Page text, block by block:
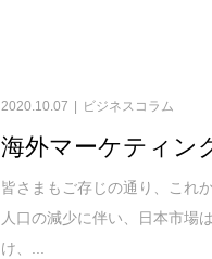
2020.10.07 ビジネスコラム
海外マーケティ
皆さまもご存じの通り、これ
人口の減少に伴い、日本市場
け、...